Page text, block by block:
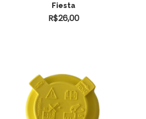
CARRINHO
Fiesta
R$26,00